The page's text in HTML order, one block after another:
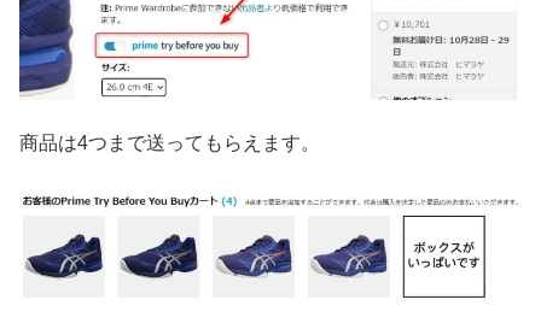
商品は4つまで送ってもらえます。